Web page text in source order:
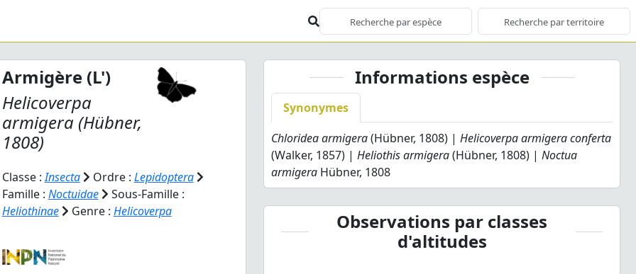
Armigère (L')
Helicoverpa
armigera (Hübner,
1808)
Classe :Insecta Ordre : Lepidoptera
Famille : Noctuidae
Sous-Famille :
Heliothinae
Genre : Helicoverpa
Informations espèce
Synonymes
Chloridea armigera(Hübner, 1808) |Helicoverpa armigera conferta
(Walker, 1857) |Heliothis armigera(Hübner, 1808) |Noctua
armigera Hübner, 1808
Observations par classes
d'altitudes